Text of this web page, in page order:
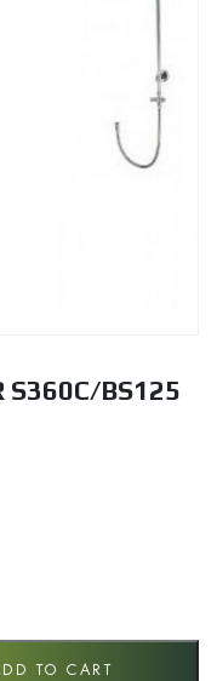
S360C/BS125
NÓNG LẠNH
TO CART